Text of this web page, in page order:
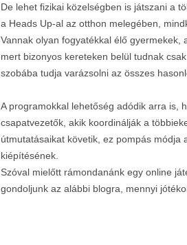
De lehet fizikai közelségben is játszani a
a Heads Up-al az otthon melegében,
Vannak olyan fogyatékkal élő gyermekek,
mert bizonyos kereteken belül tudnak
szobába tudja varázsolni az összes
A programokkal lehetőség adódik arra is,
csapatvezetők, akik koordinálják a
útmutatásaikat követik, ez pompás módja
kiépítésének.
Szóval mielőtt rámondanánk egy online
gondoljunk az alábbi blogra, mennyi